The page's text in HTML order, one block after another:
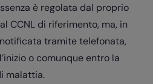
è regolata dal proprio
CCNL di riferimento, ma, in
notificata tramite telefonata,
o comunque entro la
malattia.